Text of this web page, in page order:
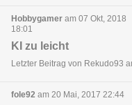
Hobbygamer am 07 Okt, 2018
18:01
KI zu leicht
Letzter Beitrag von Rekudo93
fole92 am 20 Mai, 2017 22:44